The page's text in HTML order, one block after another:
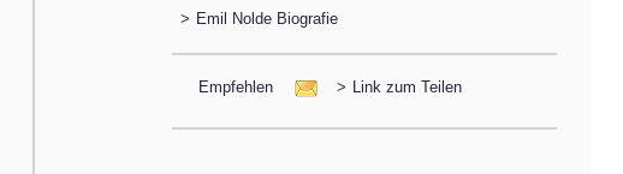
> Emil Nolde Biografie
Empfehlen > Link zum Teilen